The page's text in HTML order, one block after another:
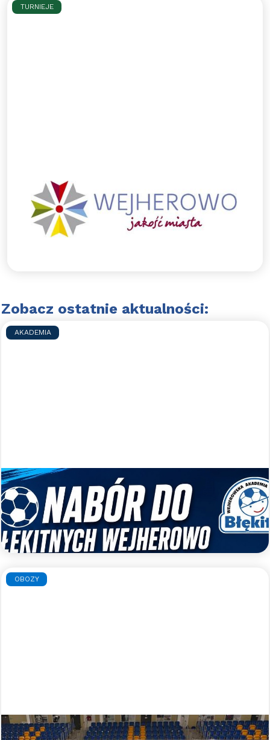
TURNIEJE
Wejherowa
W najbliższą niedzielę (26 lutego) odbędzie się
halowy turniej Wejher Cup dla rocznika 2014 o
Puchar Prezydenta Miasta Wejherowa. Serdecznie
zapraszamy!
Zobacz ostatnie aktualności:
AKADEMIA
Nabory uzupełniające do WAPN
Błękitni Wejherowo
Zapraszamy do gry w WAPN Błękitni Wejherowo
Czytaj więcej >>
OBOZY
Błękitny obóz indywidualny - lato